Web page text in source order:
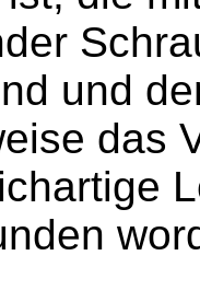
und
das